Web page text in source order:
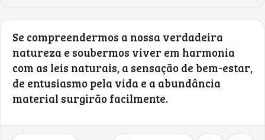
Se compreendermos a nossa verdadeira
natureza e soubermos viver em harmonia
com as leis naturais, a sensação de bem-estar,
de entusiasmo pela vida e a abundância
material surgirão facilmente.